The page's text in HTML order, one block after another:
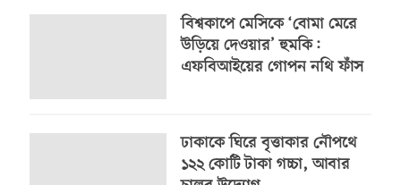
বিশ্বকাপে মেসিকে ‘বোমা মেরে
উড়িয়ে দেওয়ার’ হুমকি:
এফবিআইয়ের গোপন নথি ফাঁস
ঢাকাকে ঘিরে বৃত্তাকার নৌপথে
১২২ কোটি টাকা গচ্চা, আবার